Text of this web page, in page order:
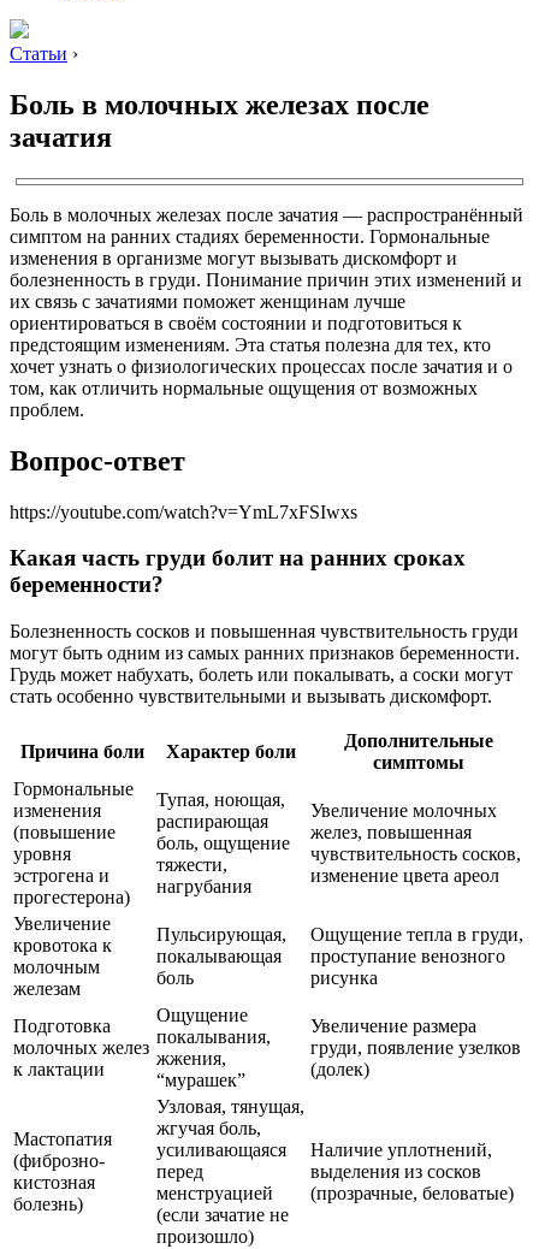
Статьи ›
Боль в молочных железах после
зачатия
Боль в молочных железах после зачатия — распространённый
симптом на ранних стадиях беременности. Гормональные
изменения в организме могут вызывать дискомфорт и
болезненность в груди. Понимание причин этих изменений и
их связь с зачатиями поможет женщинам лучше
ориентироваться в своём состоянии и подготовиться к
предстоящим изменениям. Эта статья полезна для тех, кто
хочет узнать о физиологических процессах после зачатия и о
том, как отличить нормальные ощущения от возможных
проблем.
Вопрос-ответ
https://youtube.com/watch?v=YmL7xFSIwxs
Какая часть груди болит на ранних сроках
беременности?
Болезненность сосков и повышенная чувствительность груди
могут быть одним из самых ранних признаков беременности.
Грудь может набухать, болеть или покалывать, а соски могут
стать особенно чувствительными и вызывать дискомфорт.
Причина боли Характер боли
Дополнительные
симптомы
Гормональные
изменения
(повышение
уровня
эстрогена и
прогестерона)
Тупая, ноющая,
распирающая
боль, ощущение
тяжести,
нагрубания
Увеличение молочных
желез, повышенная
чувствительность сосков,
изменение цвета ареол
Увеличение
кровотока к
молочным
железам
Пульсирующая,
покалывающая
боль
Ощущение тепла в груди,
проступание венозного
рисунка
Подготовка
молочных желез
к лактации
Ощущение
покалывания,
жжения,
“мурашек”
Увеличение размера
груди, появление узелков
(долек)
Мастопатия
(фиброзно-
кистозная
болезнь)
Узловая, тянущая,
жгучая боль,
усиливающаяся
перед
менструацией
(если зачатие не
произошло)
Наличие уплотнений,
выделения из сосков
(прозрачные, беловатые)